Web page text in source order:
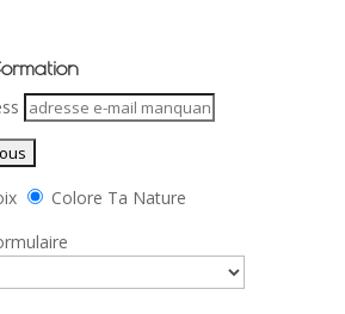
Colore Ta Nature